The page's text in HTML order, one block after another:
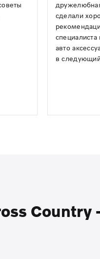
сделали
авто
в
Country